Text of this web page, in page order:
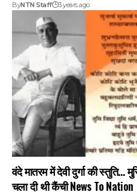
ByNTN Staff 3 years ago
वंदे मातरम में देवी दुर्गा की स्तुति…
चला दी थी कैंची News To Nation